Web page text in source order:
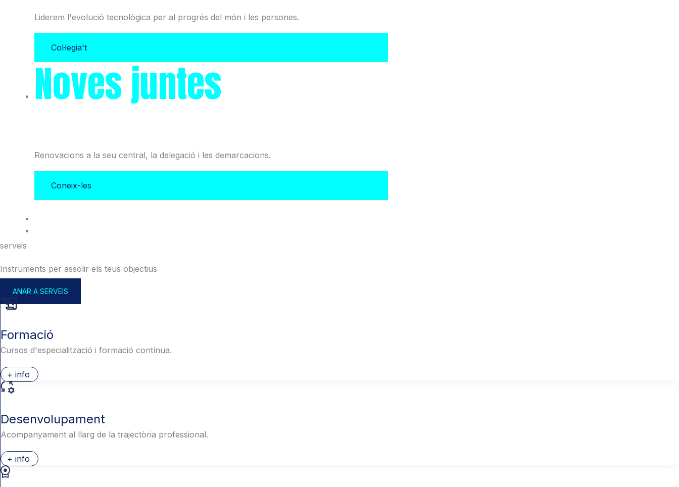
Liderem l'evolució tecnològica per al progrés del món i les persones.
Col·legia't
Noves juntes
Renovacions a la seu central, la delegació i les demarcacions.
Coneix-les
serveis
Instruments per assolir els teus objectius
ANAR A SERVEIS
Formació
Cursos d'especialització i formació contínua.
+ info
Desenvolupament
Acompanyament al llarg de la trajectòria professional.
+ info